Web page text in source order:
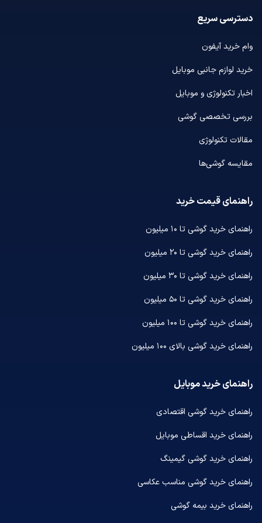
دسترسی سریع
وام خرید آیفون
خرید لوازم جانبی موبایل
اخبار تکنولوژی و موبایل
بررسی تخصصی گوشی
مقالات تکنولوژی
مقایسه گوشی‌ها
راهنمای قیمت خرید
راهنمای خرید گوشی تا ۱۰ میلیون
راهنمای خرید گوشی تا ۲۰ میلیون
راهنمای خرید گوشی تا ۳۰ میلیون
راهنمای خرید گوشی تا ۵۰ میلیون
راهنمای خرید گوشی تا ۱۰۰ میلیون
راهنمای خرید گوشی بالای ۱۰۰ میلیون
راهنمای خرید موبایل
راهنمای خرید گوشی اقتصادی
راهنمای خرید اقساطی موبایل
راهنمای خرید گوشی گیمینگ
راهنمای خرید گوشی مناسب عکاسی
راهنمای خرید بیمه گوشی